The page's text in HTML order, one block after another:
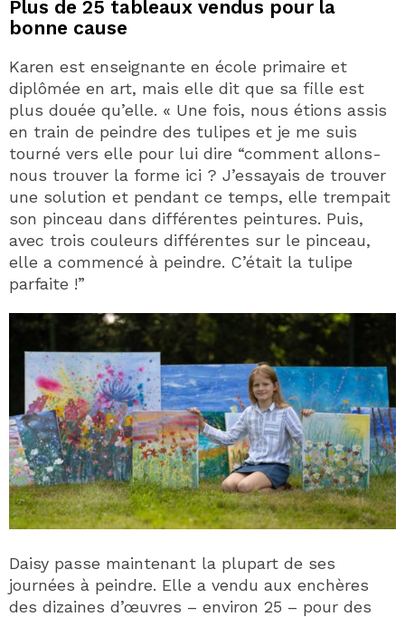
Plus de 25 tableaux vendus pour la
bonne cause
Karen est enseignante en école primaire et
diplômée en art, mais elle dit que sa fille est
plus douée qu’elle. « Une fois, nous étions assis
en train de peindre des tulipes et je me suis
tourné vers elle pour lui dire “comment allons-
nous trouver la forme ici ? J’essayais de trouver
une solution et pendant ce temps, elle trempait
son pinceau dans différentes peintures. Puis,
avec trois couleurs différentes sur le pinceau,
elle a commencé à peindre. C’était la tulipe
parfaite !”
Daisy passe maintenant la plupart de ses
journées à peindre. Elle a vendu aux enchères
des dizaines d’œuvres – environ 25 – pour des